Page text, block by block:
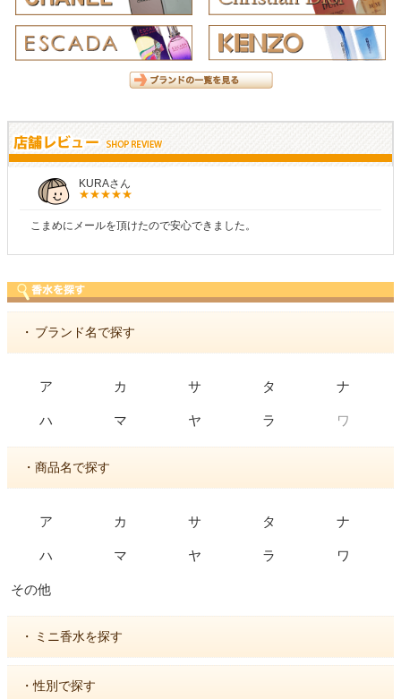
KURAさん
こまめにメールを頂けたので安心できました。
・ ブランド名で探す
ア カ サ タ ナ
ハ マ ヤ ラ ワ
・商品名で探す
ア カ サ タ ナ
ハ マ ヤ ラ ワ
その他
・ ミニ香水を探す
・性別で探す